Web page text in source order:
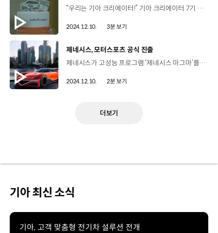
“우리는 기아 크리에이터!” 기아 크리에이터 7기 상영회 2024. 11. 30 압구정 기아 360 [기아 크리에이터] 미래 모빌리티에 대한 아이디어를 영상으로 표현하는 대학생 서포터즈 프로그램 기아 크리에이터 7기 ‘Movement that Inspires’를 주제로 8월부터 4개월간 운영 영상 제작을 위한 활동 지원금, 전문가 밀착 멘토링, 워크숍 진행 총 41명, 11개 팀 구성 EV, PBV를 주제로 5분 이내의 영상 제작 애니메이션, 광고, 드라마, 예능 등 다양한 장르 출품 “두근 두근” 상영회 행사, 기아 임직원, 초청관객 등 90여 명 참석 오늘의 수상작은? ‘영감’팀 2등 New Movement 수상 2등 작품 Connect the Space 사용자 라이프 스타일에 맞춰 변하는 PBV를 공간으로 풀어낸 작품 김시형 2등 수상자 / 기아 크리에이터 7기기아 PBV를 주제로 ‘Connect the Space’라는 영상을 만들었는데요. 앞으로 기아 PBV가 단순한 이동 수단을 넘어 삶의 공간이자 새로운 세계가 될 수 있을 것이라 생각합니다. 앞으로 기아 PBV의 미래를 응원하고 기대합니다. 1등 Sustainability 수상 ‘심도’팀 1등 작품 집으로 가는 길 서먹한 모자 관계가 EV3를 통해 가까워지는 내용을 담은 작품 이은혁 1등 수상자 / 기아 크리에이터 7기기아 크리에이터 7기를 이력서에 한 줄 남기기 위한 활동이 아니라 영상 제작자로서 나아갈 수 있는 크나 큰 밑거름이 되는 좋은 프로그램이라는 생각이 들었습니다. 기아와 대학생이 함께한 수준 높은 영상 대학생 크리에이터가 그린 미래, 기아와 함께 달린다!
2024.12.10. 3분 보기
[동영상]
제네시스, 모터스포츠 공식 진출
제네시스가 고성능 프로그램 ‘제네시스 마그마’를 기반으로 모터스포츠에 본격 진출하며 새로운 도전에 나섭니다. 제네시스는 현지시각 지난 4일, 두바이 아르마니 호텔에서 ‘제네시스 모터스포츠 프리미어 행사’를 개최하고, 모터스포츠 참여를 공식 선언했습니다. 이날 행사에서 제네시스는 내구 레이스 중심의 모터스포츠 참가 계획을 발표하고, 레이싱팀 ‘제네시스 마그마 레이싱’을 글로벌 최초로 공개했는데요 공식 로고의 경우 한글 단어인 마그마 초성에서 착안해 한국의 정서를 기하학적인 형태로 표현해 냈습니다. 제네시스는 소속 드라이버 ‘안드레 로테러’와 ‘루이스 펠리페 데라니’도 소개했는데요, 여러 대회를 석권하며 뛰어난 실력을 갖춘 세계적인 드라이버입니다. 제네시스가 2026년부터 참여할 예정인 내구 레이스는 모터스포츠 중에서 가장 권위있고 도전적인 경기로 알려져 있습니다. 최고 등급 하이퍼카 클래스인 ‘르망 데이토나 하이브리드(Le Mans Daytona hybrid)' 기반의 프로토타입을 개발해 출전할 예정이며, 2026년 WEC 본격 진출에 앞서 2025년 유러피안 르망 시리즈 LMP2에 시범 출전할 예정입니다. 한편, 이번 행사에서 제네시스는 고성능 기술력과 미학적 정체성이 결합된 'GMR-001 하이퍼카' 디자인을 공개하기도 했는데요. ‘GMR-001 하이퍼카’는 모터스포츠 분야에서 향후 고성능 차량 디자인의 새로운 기준을 제시하며 고성능 럭셔리에 대한 제네시스의 미래 방향성을 보여주는 모델로 기대를 모으고 있습니다.
2024.12.10. 2분 보기
더보기
기아 최신 소식
기아, 고객 맞춤형 전기차 설루션 전개